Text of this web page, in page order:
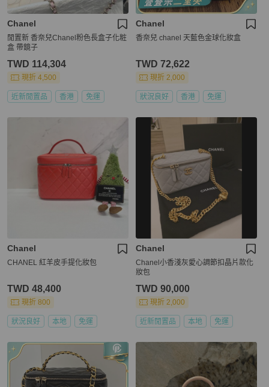
Chanel
閒置新 香奈兒Chanel粉色長盒子化粧
盒 帶鏡子
TWD 114,304
現折 4,500
近新閒置品 香港 免運
Chanel
香奈兒 chanel 天藍色金球化妝盒
TWD 72,622
現折 2,000
狀況良好 香港 免運
Chanel
CHANEL 紅羊皮手提化妝包
TWD 48,400
現折 800
狀況良好 本地 免運
Chanel
Chanel小香淺灰愛心調節扣晶片款化
妝包
TWD 90,000
現折 2,000
近新閒置品 本地 免運